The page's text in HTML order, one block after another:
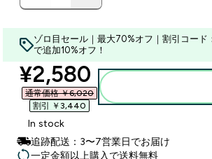
ゾロ目セール｜最大70%オフ｜割引コード
で追加10%オフ！
discounted price
¥2,580‎
通常価格 ￥6,020‎
割引 ￥3,440‎
In stock
追跡配送：3〜7営業日でお届け
一定金額以上購入で送料無料